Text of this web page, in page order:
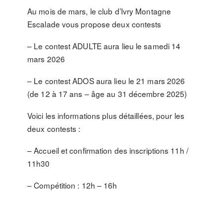
Au mois de mars, le club d’Ivry Montagne
Escalade vous propose deux contests
– Le contest ADULTE aura lieu le samedi 14
mars 2026
– Le contest ADOS aura lieu le 21 mars 2026
(de 12 à 17 ans – âge au 31 décembre 2025)
Voici les informations plus détaillées, pour les
deux contests :
– Accueil et confirmation des inscriptions 11h /
11h30
– Compétition : 12h – 16h